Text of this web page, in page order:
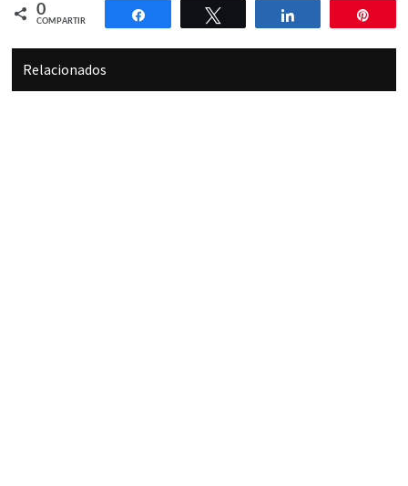
0
COMPARTIR
Compartir Compartir
Relacionados